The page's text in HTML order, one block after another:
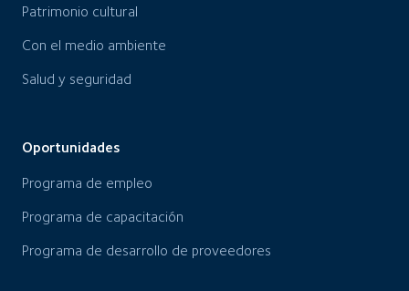
Patrimonio cultural
Con el medio ambiente
Salud y seguridad
Oportunidades
Programa de empleo
Programa de capacitación
Programa de desarrollo de proveedores